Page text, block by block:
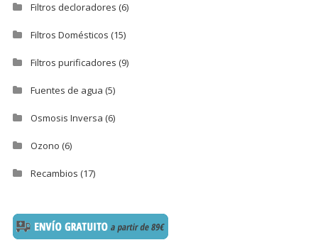
Filtros decloradores (6)
Filtros Domésticos (15)
Filtros purificadores (9)
Fuentes de agua (5)
Osmosis Inversa (6)
Ozono (6)
Recambios (17)